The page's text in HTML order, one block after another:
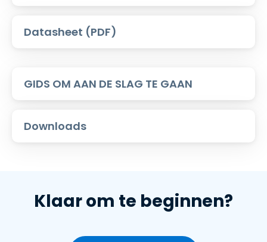
Datasheet (PDF)
GIDS OM AAN DE SLAG TE GAAN
Downloads
Klaar om te beginnen?